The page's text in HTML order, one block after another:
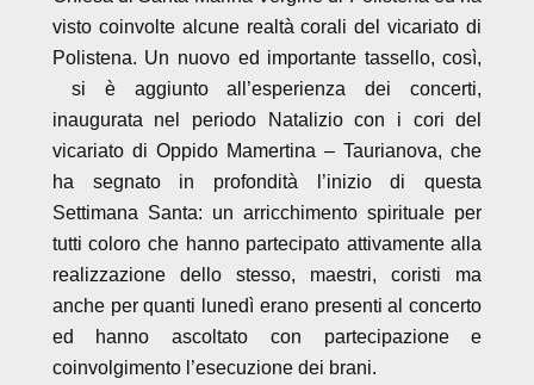
visto coinvolte alcune realtà corali del vicariato di
Polistena. Un nuovo ed importante tassello, così,
si è aggiunto all’esperienza dei concerti,
inaugurata nel periodo Natalizio con i cori del
vicariato di Oppido Mamertina – Taurianova, che
ha segnato in profondità l’inizio di questa
Settimana Santa: un arricchimento spirituale per
tutti coloro che hanno partecipato attivamente alla
realizzazione dello stesso, maestri, coristi ma
anche per quanti lunedì erano presenti al concerto
ed hanno ascoltato con partecipazione e
coinvolgimento l’esecuzione dei brani.